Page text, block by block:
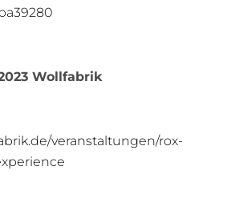
Wollfabrik
veranstaltungen/rox-